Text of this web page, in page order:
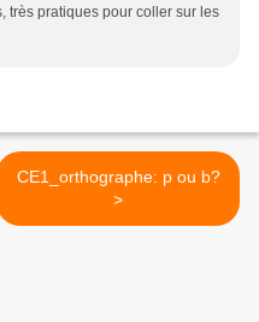
très pratiques pour coller sur les
CE1_orthographe: p ou b?
>